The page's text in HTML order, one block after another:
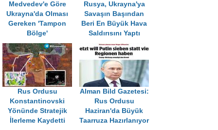
Medvedev'e Göre
Ukrayna'da Olması
Gereken 'Tampon
Bölge'
Rusya, Ukrayna'ya
Savaşın Başından
Beri En Büyük Hava
Saldırısını Yaptı
Rus Ordusu
Konstantinovski
Yönünde Stratejik
İlerleme Kaydetti
Alman Bild Gazetesi:
Rus Ordusu
Haziran'da Büyük
Taarruza Hazırlanıyor